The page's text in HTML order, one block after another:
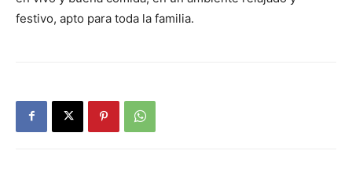
festivo, apto para toda la familia.